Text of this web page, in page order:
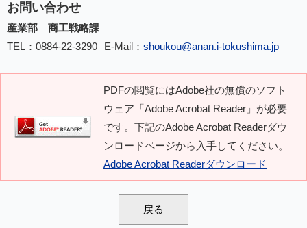
お問い合わせ
産業部 商工戦略課
TEL ：0884-22-3290 E-Mail ： shoukou@anan.i-tokushima.jp
PDFの閲覧にはAdobe社の無償のソフト
ウェア「Adobe Acrobat Reader」が必要
です。下記のAdobe Acrobat Readerダウ
ンロードページから入手してください。
Adobe Acrobat Readerダウンロード
戻る